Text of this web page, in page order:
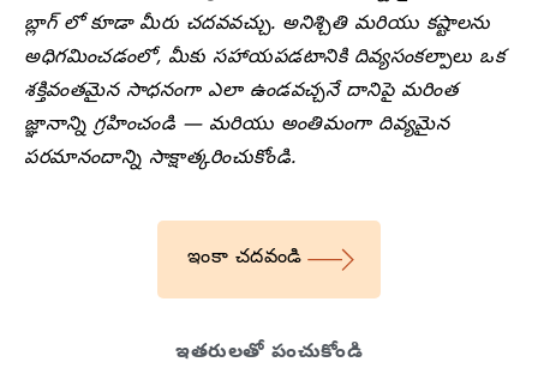
బ్లాగ్ లో కూడా మీరు చదవవచ్చు. అనిశ్చితి మరియు కష్టాలను
అధిగమించడంలో, మీకు సహాయపడటానికి దివ్యసంకల్పాలు ఒక
శక్తివంతమైన సాధనంగా ఎలా ఉండవచ్చనే దానిపై మరింత
జ్ఞానాన్ని గ్రహించండి — మరియు అంతిమంగా దివ్యమైన
పరమానందాన్ని సాక్షాత్కరించుకోండి.
ఇంకా చదవండి
ఇతరులతో పంచుకోండి